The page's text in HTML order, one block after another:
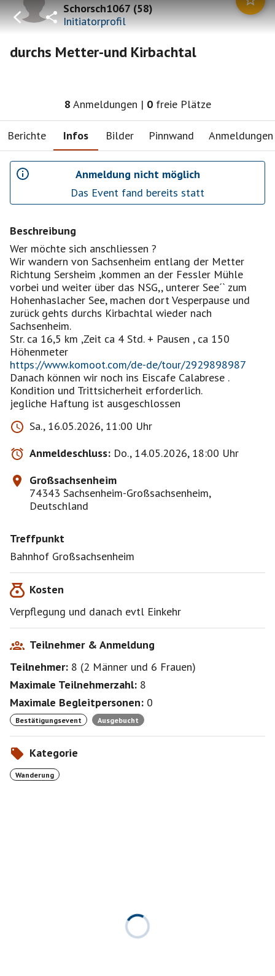
Schorsch1067(58)
Initiatorprofil
durchs Metter-und Kirbachtal
8 Anmeldungen | 0 freie Plätze
Berichte Infos Bilder Pinnwand Anmeldungen
Anmeldung nicht möglich
Das Event fand bereits statt
Beschreibung
Wer möchte sich anschliessen ?
Wir wandern von Sachsenheim entlang der Metter
Richtung Sersheim ,kommen an der Fessler Mühle
vorbei und weiter über das NSG,, unterer See´` zum
Hohenhaslacher See, machen dort Vesperpause und
zurück gehts durchs Kirbachtal wieder nach
Sachsenheim.
Str. ca 16,5 km ,Zeit ca 4 Std. + Pausen , ca 150
https://www.komoot.com/de-de/tour/2929898987
Danach können wir noch ins Eiscafe Calabrese .
Kondition und Trittsicherheit erforderlich.
jegliche Haftung ist ausgeschlossen
Sa., 16.05.2026, 11:00 Uhr
Anmeldeschluss: Do., 14.05.2026, 18:00 Uhr
Großsachsenheim
74343 Sachsenheim-Großsachsenheim,
Deutschland
Treffpunkt
Bahnhof Großsachsenheim
Kosten
Verpflegung und danach evtl Einkehr
Teilnehmer & Anmeldung
Teilnehmer: 8 (2 Männer und 6 Frauen)
Maximale Teilnehmerzahl: 8
Maximale Begleitpersonen: 0
Bestätigungsevent Ausgebucht
Kategorie
Wanderung